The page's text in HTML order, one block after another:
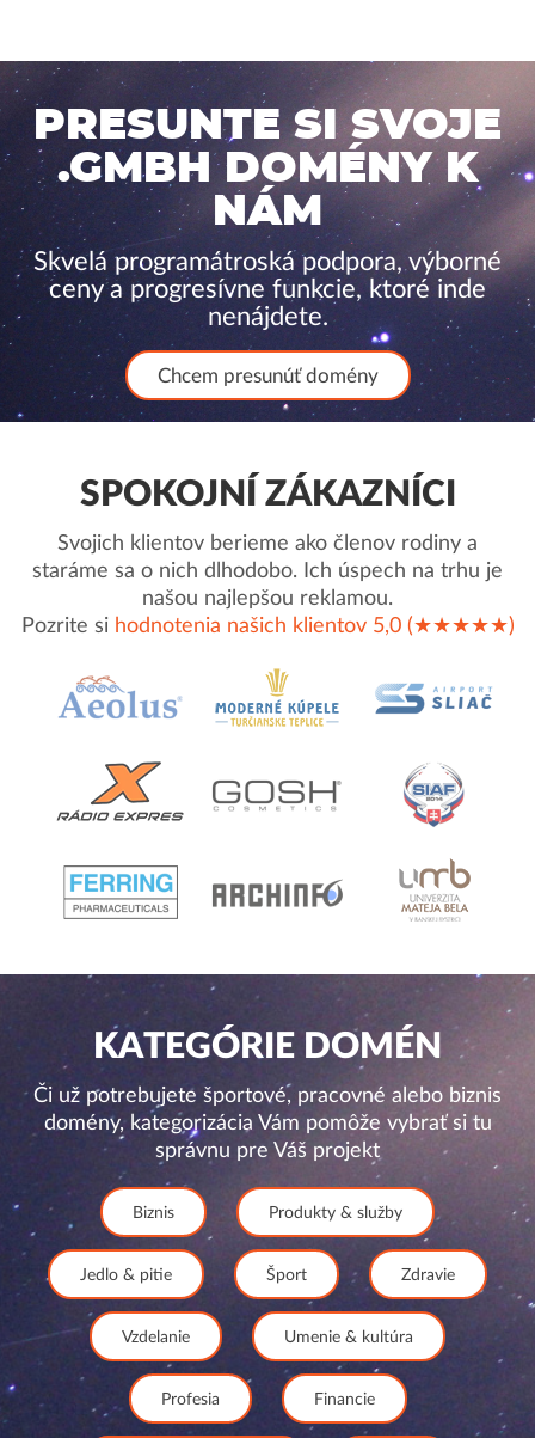
PRESUNTE SI SVOJE
.GMBH DOMÉNY K
NÁM
Skvelá programátroská podpora, výborné
ceny a progresívne funkcie, ktoré inde
nenájdete.
Chcem presunúť domény
SPOKOJNÍ ZÁKAZNÍCI
Svojich klientov berieme ako členov rodiny a
staráme sa o nich dlhodobo. Ich úspech na trhu je
našou najlepšou reklamou.
Pozrite si hodnotenia našich klientov 5,0 (★★★★★)
KATEGÓRIE DOMÉN
Či už potrebujete športové, pracovné alebo biznis
domény, kategorizácia Vám pomôže vybrať si tu
správnu pre Váš projekt
Biznis Produkty & služby
Jedlo & pitie Šport Zdravie
Vzdelanie Umenie & kultúra
Profesia Financie